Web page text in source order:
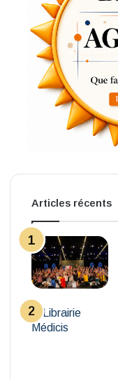
Articles récents